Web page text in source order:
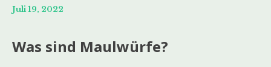
Juli 19, 2022
Was sind Maulwürfe?